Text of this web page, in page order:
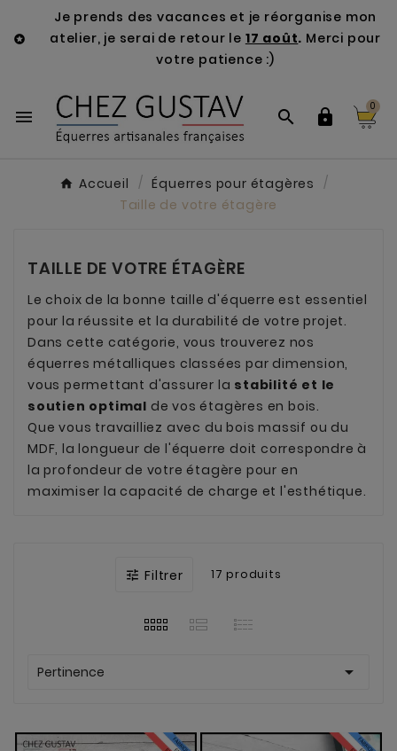

Je prends des vacances et je réorganise mon
atelier, je serai de retour le 17 août. Merci pour
votre patience :)
  
0
Accueil
Équerres pour étagères
Taille de votre étagère
TAILLE DE VOTRE ÉTAGÈRE
Le choix de la bonne taille d'équerre est essentiel
pour la réussite et la durabilité de votre projet.
Dans cette catégorie, vous trouverez nos
équerres métalliques classées par dimension,
vous permettant d'assurer la stabilité et le
soutien optimal de vos étagères en bois.
Que vous travailliez avec du bois massif ou du
MDF, la longueur de l'équerre doit correspondre à
la profondeur de votre étagère pour en
maximiser la capacité de charge et l'esthétique.
 Filtrer 17 produits
Pertinence 